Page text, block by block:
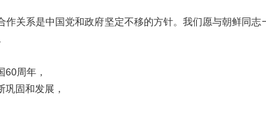
关系是中国党和政府坚定不移的方针。我们愿与朝鲜同志
周年，
固和发展，